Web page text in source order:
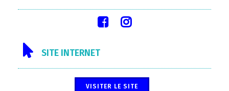
SITE INTERNET
VISITER LE SITE